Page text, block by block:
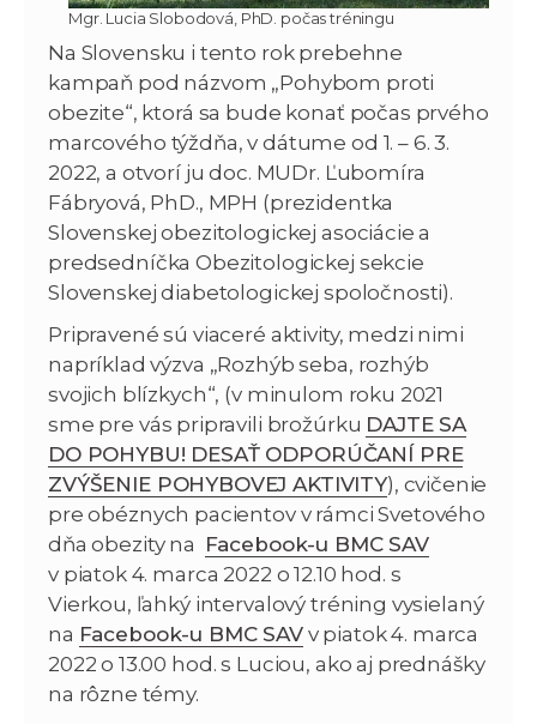
Mgr. Lucia Slobodová, PhD. počas tréningu
Na Slovensku i tento rok prebehne
kampaň pod názvom „Pohybom proti
obezite“, ktorá sa bude konať počas prvého
marcového týždňa, v dátume od 1. – 6. 3.
2022, a otvorí ju doc. MUDr. Ľubomíra
Fábryová, PhD., MPH (prezidentka
Slovenskej obezitologickej asociácie a
predsedníčka Obezitologickej sekcie
Slovenskej diabetologickej spoločnosti).
Pripravené sú viaceré aktivity, medzi nimi
napríklad výzva „Rozhýb seba, rozhýb
svojich blízkych“, (v minulom roku 2021
sme pre vás pripravili brožúrku DAJTE SA
DO POHYBU! DESAŤ ODPORÚČANÍ PRE
ZVÝŠENIE POHYBOVEJ AKTIVITY), cvičenie
pre obéznych pacientov v rámci Svetového
dňa obezity na Facebook-u BMC SAV
v piatok 4. marca 2022 o 12.10 hod. s
Vierkou, ľahký intervalový tréning vysielaný
na Facebook-u BMC SAVv piatok 4. marca
2022 o 13.00 hod. s Luciou, ako aj prednášky
na rôzne témy.